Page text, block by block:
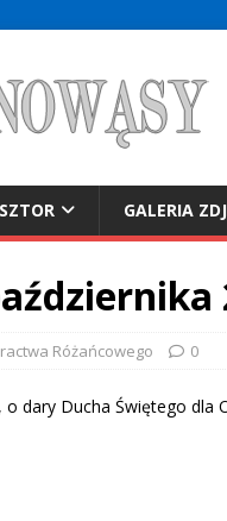
GALERIA
Różańcowego 0
dary Ducha Świętego dla